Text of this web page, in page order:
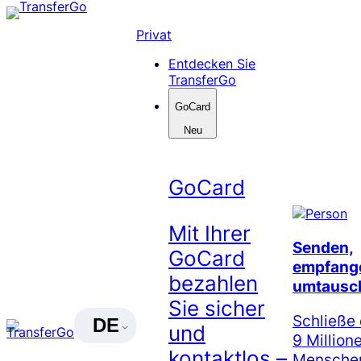
Skip
DE
Privat
Entdecken Sie
TransferGo
GoCard
Neu
GoCard
Mit Ihrer
GoCard
bezahlen
Sie sicher
und
Senden,
Schließe
9